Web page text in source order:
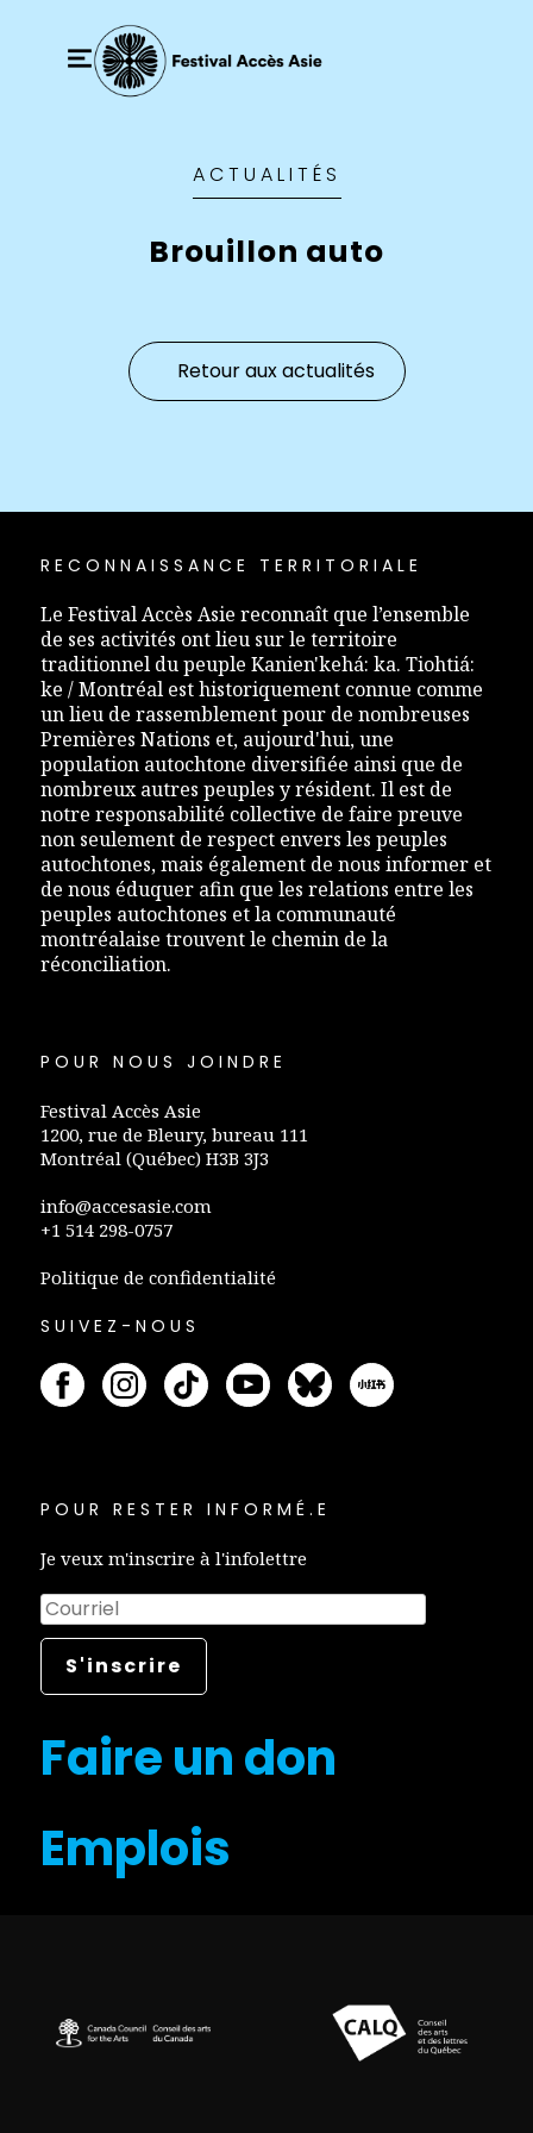
ACTUALITÉS
Brouillon auto
Retour aux actualités
RECONNAISSANCE TERRITORIALE
Le Festival Accès Asie reconnaît que l’ensemble
de ses activités ont lieu sur le territoire
traditionnel du peuple Kanien'kehá: ka. Tiohtiá:
ke / Montréal est historiquement connue comme
un lieu de rassemblement pour de nombreuses
Premières Nations et, aujourd'hui, une
population autochtone diversifiée ainsi que de
nombreux autres peuples y résident. Il est de
notre responsabilité collective de faire preuve
non seulement de respect envers les peuples
autochtones, mais également de nous informer et
de nous éduquer afin que les relations entre les
peuples autochtones et la communauté
montréalaise trouvent le chemin de la
réconciliation.
POUR NOUS JOINDRE
Festival Accès Asie
1200, rue de Bleury, bureau 111
Montréal (Québec) H3B 3J3
info@accesasie.com
+1 514 298-0757
Politique de confidentialité
SUIVEZ-NOUS
POUR RESTER INFORMÉ.E
Je veux m'inscrire à l'infolettre
Faire un don
Emplois